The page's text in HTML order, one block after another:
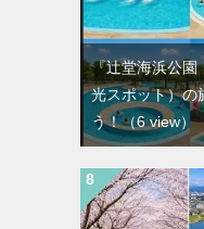
『辻堂海浜公園
光スポット）の
う！（6 view）